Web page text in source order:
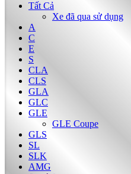
Tất Cả
Xe đã qua sử dụng
A
C
E
S
CLA
CLS
GLA
GLC
GLE
GLE Coupe
GLS
SL
SLK
AMG